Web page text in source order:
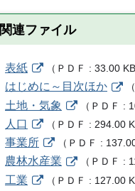
関連ファイル
表紙 （ ＰＤＦ 33.00 KB
はじめに～目次ほか （
土地・気象 （ ＰＤＦ
人口 （ ＰＤＦ 294.00
事業所 （ ＰＤＦ
農林水産業 （ ＰＤＦ
工業 （ ＰＤＦ 127.00